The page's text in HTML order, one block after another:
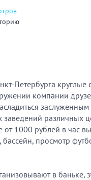
Петербурга круглые
компании
различных
1000 рублей в час
бассейн, просмотр
в